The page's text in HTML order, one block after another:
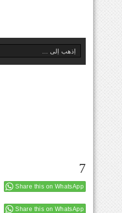
7
Share this on WhatsApp
Share this on WhatsApp